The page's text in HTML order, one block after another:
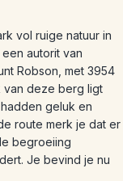
vol ruige natuur in
autorit van
Robson, met 3954
van deze berg ligt
geluk en
route merk je dat er
begroeiing
Je bevind je nu